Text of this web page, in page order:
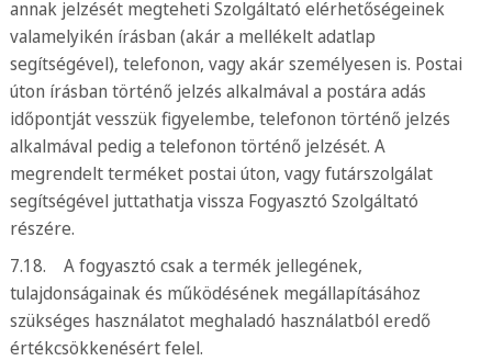
annak jelzését megteheti Szolgáltató elérhetőségeinek
valamelyikén írásban (akár a mellékelt adatlap
segítségével), telefonon, vagy akár személyesen is. Postai
úton írásban történő jelzés alkalmával a postára adás
időpontját vesszük figyelembe, telefonon történő jelzés
alkalmával pedig a telefonon történő jelzését. A
megrendelt terméket postai úton, vagy futárszolgálat
segítségével juttathatja vissza Fogyasztó Szolgáltató
részére.
7.18. A fogyasztó csak a termék jellegének,
tulajdonságainak és működésének megállapításához
szükséges használatot meghaladó használatból eredő
értékcsökkenésért felel.